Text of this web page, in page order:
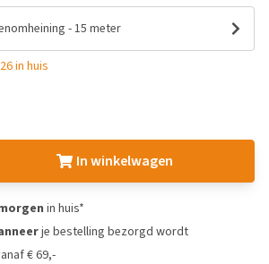
- 15 meter
in huis
In winkelwagen
in huis*
je bestelling bezorgd wordt
€ 69,-